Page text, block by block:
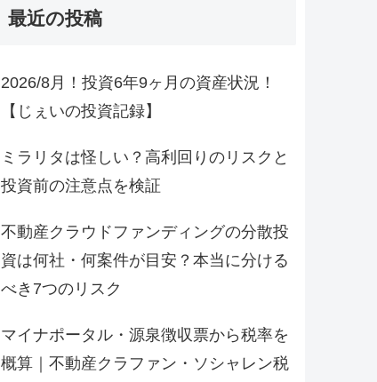
最近の投稿
2026/8月！投資6年9ヶ月の資産状況！
【じぇいの投資記録】
ミラリタは怪しい？高利回りのリスクと
投資前の注意点を検証
不動産クラウドファンディングの分散投
資は何社・何案件が目安？本当に分ける
べき7つのリスク
マイナポータル・源泉徴収票から税率を
概算｜不動産クラファン・ソシャレン税